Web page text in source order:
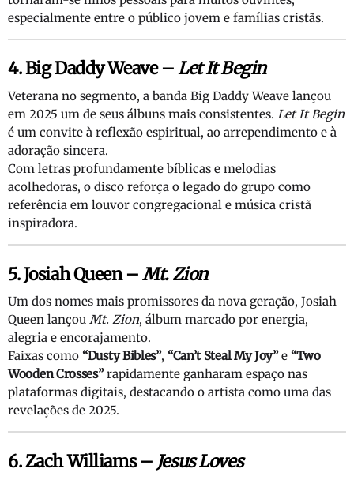
especialmente entre o público jovem e famílias cristãs.
4. Big Daddy Weave –Let It Begin
Veterana no segmento, a banda Big Daddy Weave lançou
em 2025 um de seus álbuns mais consistentes. Let It Begin
é um convite à reflexão espiritual, ao arrependimento e à
adoração sincera.
Com letras profundamente bíblicas e melodias
acolhedoras, o disco reforça o legado do grupo como
referência em louvor congregacional e música cristã
inspiradora.
5. Josiah Queen –Mt. Zion
Um dos nomes mais promissores da nova geração, Josiah
Queen lançou Mt. Zion, álbum marcado por energia,
alegria e encorajamento.
Faixas como “Dusty Bibles”, “Can’t Steal My Joy”e “Two
Wooden Crosses”rapidamente ganharam espaço nas
plataformas digitais, destacando o artista como uma das
revelações de 2025.
6. Zach Williams – Jesus Loves